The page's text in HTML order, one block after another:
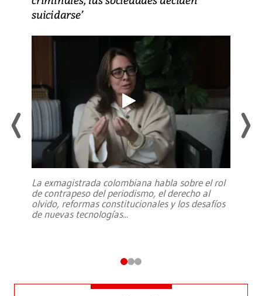
suicidarse’
La exmagistrada colombiana habla sobre el rol
de contrapeso del periodismo, el derecho al
olvido, reformas constitucionales y los desafíos
de nuevas tecnologías...